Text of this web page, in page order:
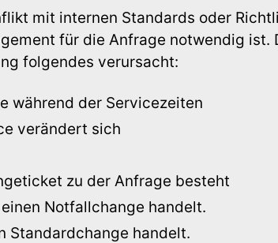
mit internen Standards oder
für die Anfrage notwendig ist.
folgendes verursacht:
während der Servicezeiten
verändert sich
zu der Anfrage besteht
Notfallchange handelt.
Standardchange handelt.